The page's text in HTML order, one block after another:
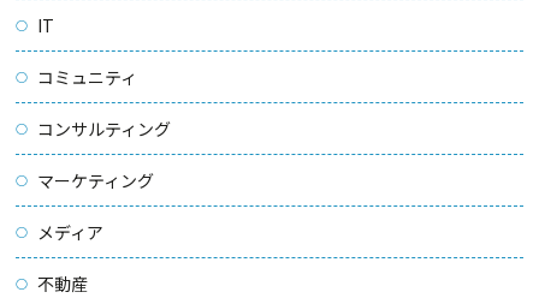
IT
コミュニティ
コンサルティング
マーケティング
メディア
不動産